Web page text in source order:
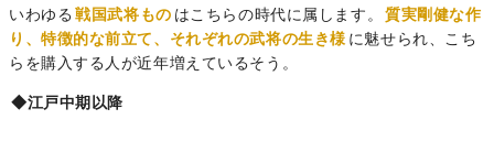
いわゆる 戦国武将もの はこちらの時代に属します。
質実剛健な作
り、特徴的な前立て、それぞれの武将の生き様 に魅せられ、こち
らを購入する人が近年増えているそう。
◆江戸中期以降